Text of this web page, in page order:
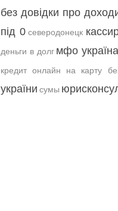
без довідки про
під 0 северодонецк
деньги в долг мфо
кредит онлайн на карту
україни сумы